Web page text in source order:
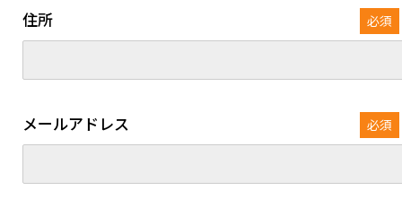
住所 必須
メールアドレス 必須